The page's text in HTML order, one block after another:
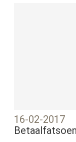
16-02-2017